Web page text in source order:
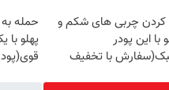
کردن چربی های شکم و
با این پودر
با تخفیف
حمله
پهلو